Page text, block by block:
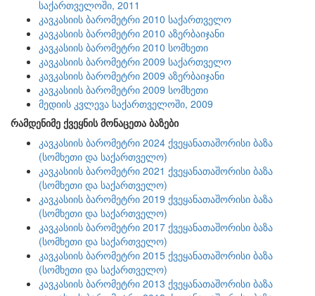
საქართველოში, 2011
კავკასიის ბარომეტრი 2010 საქართველო
კავკასიის ბარომეტრი 2010 აზერბაიჯანი
კავკასიის ბარომეტრი 2010 სომხეთი
კავკასიის ბარომეტრი 2009 საქართველო
კავკასიის ბარომეტრი 2009 აზერბაიჯანი
კავკასიის ბარომეტრი 2009 სომხეთი
მედიის კვლევა საქართველოში, 2009
რამდენიმე ქვეყნის მონაცეთა ბაზები
კავკასიის ბარომეტრი 2024 ქვეყანათაშორისი ბაზა
(სომხეთი და საქართველო)
კავკასიის ბარომეტრი 2021 ქვეყანათაშორისი ბაზა
(სომხეთი და საქართველო)
კავკასიის ბარომეტრი 2019 ქვეყანათაშორისი ბაზა
(სომხეთი და საქართველო)
კავკასიის ბარომეტრი 2017 ქვეყანათაშორისი ბაზა
(სომხეთი და საქართველო)
კავკასიის ბარომეტრი 2015 ქვეყანათაშორისი ბაზა
(სომხეთი და საქართველო)
კავკასიის ბარომეტრი 2013 ქვეყანათაშორისი ბაზა